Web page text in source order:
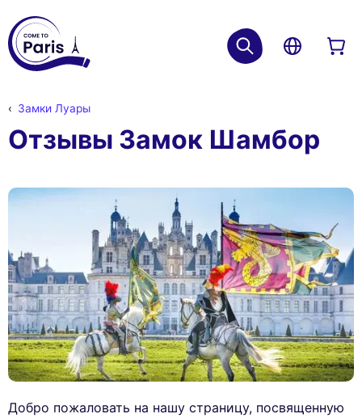
Замки Луары
Отзывы Замок Шамбор
Добро пожаловать на нашу страницу, посвященную